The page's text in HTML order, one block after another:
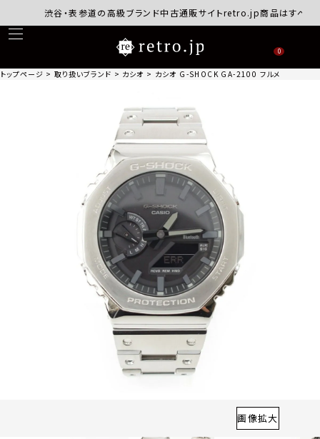
渋谷・表参道の高級ブランド中古通販サイトretro.jp商品はすべて正規
0
トップページ 取り扱いブランド カシオ カシオ G-SHOCK GA-2100 フルメタル 腕
画像拡大